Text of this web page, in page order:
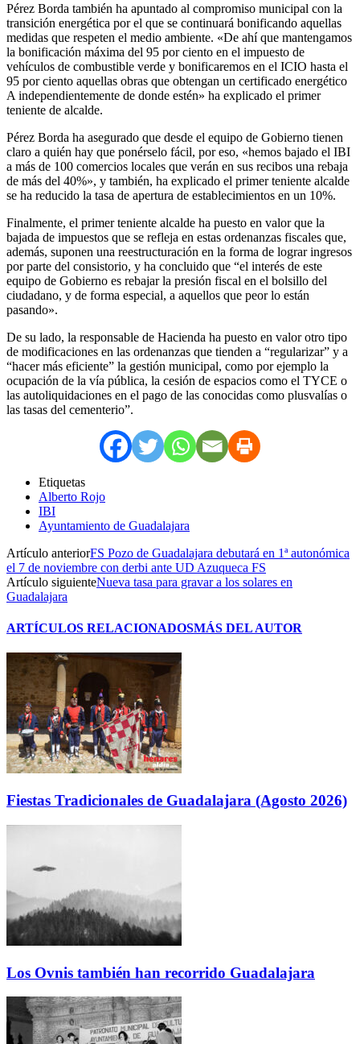
Pérez Borda también ha apuntado al compromiso municipal con la
transición energética por el que se continuará bonificando aquellas
medidas que respeten el medio ambiente. «De ahí que mantengamos
la bonificación máxima del 95 por ciento en el impuesto de
vehículos de combustible verde y bonificaremos en el ICIO hasta el
95 por ciento aquellas obras que obtengan un certificado energético
A independientemente de donde estén» ha explicado el primer
teniente de alcalde.
Pérez Borda ha asegurado que desde el equipo de Gobierno tienen
claro a quién hay que ponérselo fácil, por eso, «hemos bajado el IBI
a más de 100 comercios locales que verán en sus recibos una rebaja
de más del 40%», y también, ha explicado el primer teniente alcalde
se ha reducido la tasa de apertura de establecimientos en un 10%.
Finalmente, el primer teniente alcalde ha puesto en valor que la
bajada de impuestos que se refleja en estas ordenanzas fiscales que,
además, suponen una reestructuración en la forma de lograr ingresos
por parte del consistorio, y ha concluido que “el interés de este
equipo de Gobierno es rebajar la presión fiscal en el bolsillo del
ciudadano, y de forma especial, a aquellos que peor lo están
pasando».
De su lado, la responsable de Hacienda ha puesto en valor otro tipo
de modificaciones en las ordenanzas que tienden a “regularizar” y a
“hacer más eficiente” la gestión municipal, como por ejemplo la
ocupación de la vía pública, la cesión de espacios como el TYCE o
las autoliquidaciones en el pago de las conocidas como plusvalías o
las tasas del cementerio”.
Etiquetas
Alberto Rojo
IBI
Ayuntamiento de Guadalajara
Artículo anteriorFS Pozo de Guadalajara debutará en 1ª autonómica
el 7 de noviembre con derbi ante UD Azuqueca FS
Artículo siguienteNueva tasa para gravar a los solares en
Guadalajara
ARTÍCULOS RELACIONADOSMÁS DEL AUTOR
Fiestas Tradicionales de Guadalajara (Agosto 2026)
Los Ovnis también han recorrido Guadalajara